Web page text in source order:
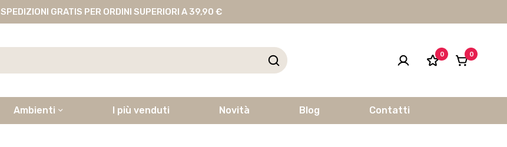
SPEDIZIONI GRATIS PER ORDINI SUPERIORI A 39,90 €
0 0
Ambienti I più venduti Novità Blog Contatti